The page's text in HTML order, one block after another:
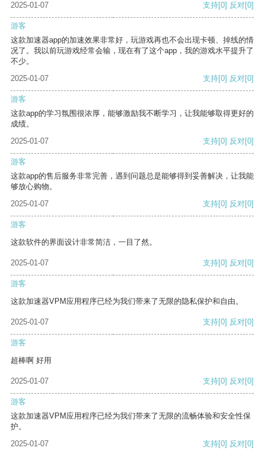
2025-01-07 支持[0] 反对[0]
游客
这款加速器app的加速效果非常好，玩游戏再也不会出现卡顿、掉线的情
况了。我以前玩游戏经常会输，现在有了这个app，我的游戏水平提升了
不少。
2025-01-07
支持[0] 反对[0]
游客
这款app的学习氛围很浓厚，能够激励我不断学习，让我能够取得更好的
成绩。
2025-01-07
支持[0] 反对[0]
游客
这款app的售后服务非常完善，遇到问题总是能够得到妥善解决，让我能
够放心购物。
2025-01-07
支持[0] 反对[0]
游客
这款软件的界面设计非常简洁，一目了然。
2025-01-07 支持[0] 反对[0]
游客
这款加速器VPM应用程序已经为我们带来了无限的隐私保护和自由。
2025-01-07 支持[0] 反对[0]
游客
超棒啊 好用
2025-01-07 支持[0] 反对[0]
游客
这款加速器VPM应用程序已经为我们带来了无限的流畅体验和安全性保
护。
2025-01-07
支持[0] 反对[0]